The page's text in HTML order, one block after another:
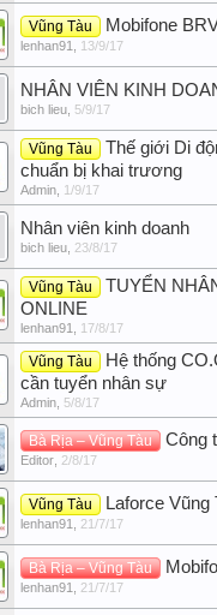
Vũng Tàu Mobifone
lenhan91, 13/9/17
NHÂN VIÊN KINH
bich lieu, 5/9/17
Vũng Tàu
Thế giới Di
chuẩn bị khai trương
Admin, 1/9/17
Nhân viên kinh doanh
bich lieu, 23/8/17
Vũng Tàu
TUYỂN
ONLINE
lenhan91, 17/8/17
Vũng Tàu
Hệ thống
cần tuyển nhân sự
Admin, 5/8/17
Bà Rịa – Vũng Tàu Công
Editor, 2/8/17
Vũng Tàu Laforce Vũng
lenhan91, 21/7/17
Bà Rịa – Vũng Tàu
lenhan91, 21/7/17